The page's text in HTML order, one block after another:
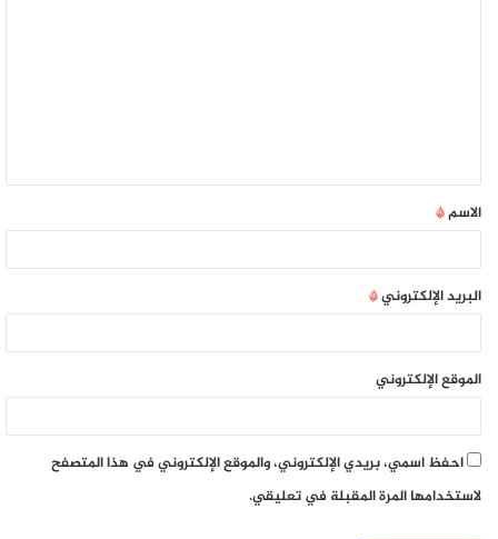
الاسم*
البريد الإلكتروني*
الموقع الإلكتروني
احفظ اسمي، بريدي الإلكتروني، والموقع الإلكتروني في هذا المتصفح
لاستخدامها المرة المقبلة في تعليقي.